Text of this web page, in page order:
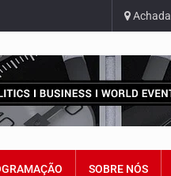
SOBRE NÓS